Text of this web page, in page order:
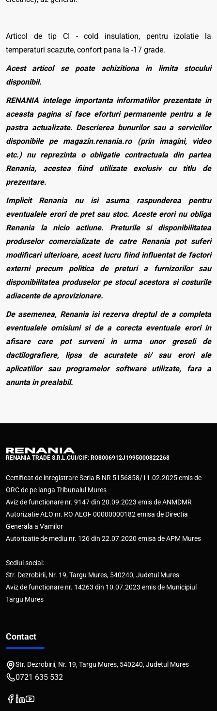
Articol de tip CI - cold insulation, pentru izolatie la
temperaturi scazute, confort pana la -17 grade.
Acest articol se poate achizitiona in limita stocului
disponibil.
RENANIA intelege importanta informatiilor prezentate in
aceasta pagina si face eforturi permanente pentru a le
pastra actualizate. Descrierea bunurilor sau a serviciilor
disponibile pe magazin.renania.ro (prin imagini, video
etc.) nu reprezinta o obligatie contractuala din partea
Renania, acestea fiind utilizate exclusiv cu titlu de
prezentare.
Implicit Renania nu isi asuma raspunderea pentru
eventualele erori de pret sau stoc. Aceste erori nu obliga
Renania la nicio actiune. Preturile si disponibilitatea
produselor comercializate de catre Renania pot suferi
modificari ulterioare, acest lucru fiind influentat de factori
externi precum politica de preturi a furnizorilor sau
disponibilitatea produselor pe stocul acestora si costurile
adiacente de aprovizionare.
De asemenea, Renania isi rezerva dreptul de a completa
eventualele omisiuni si de a corecta eventuale erori in
afisare care pot surveni in urma unor greseli de
dactilografiere, lipsa de acuratete si/ sau erori ale
aplicatiilor sau programelor software utilizate, fara a
anunta in prealabil.
RENANIA TRADE S.R.L.CUI/CIF: RO8006912J1995000822268
Certificat de inregistrare Seria B NR 5156858/11.02.2025 emis de
ORC de pe langa Tribunalul Mures
Aviz de functionare nr. 9147 din 20.09.2023 emis de ANMDMR
Autorizatie AEO nr. RO AEOF 00000000182 emisa de Directia
Generala a Vamilor
Autorizatie de mediu nr. 126 din 22.07.2020 emisa de APM Mures
Sediul social:
Str. Dezrobirii, Nr. 19, Targu Mures, 540240, Judetul Mures
Aviz de functionare nr. 14263 din 10.07.2023 emis de Municipiul
Targu Mures
Contact
Str. Dezrobirii, Nr. 19, Targu Mures, 540240, Judetul Mures
0721 635 532